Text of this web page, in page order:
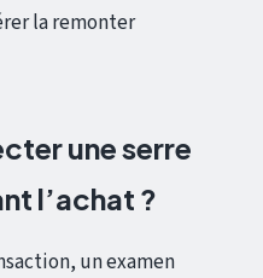
la remonter
une serre
l’achat ?
un examen